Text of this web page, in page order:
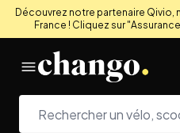
Découvrez notre partenaire Qivio,
France ! Cliquez sur